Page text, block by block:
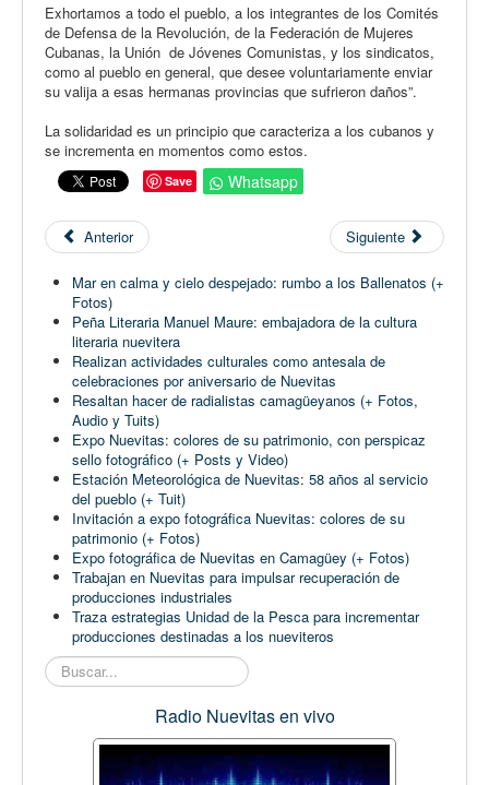
Exhortamos a todo el pueblo, a los integrantes de los Comités
de Defensa de la Revolución, de la Federación de Mujeres
Cubanas, la Unión de Jóvenes Comunistas, y los sindicatos,
como al pueblo en general, que desee voluntariamente enviar
su valija a esas hermanas provincias que sufrieron daños”.
La solidaridad es un principio que caracteriza a los cubanos y
se incrementa en momentos como estos.
Save Whatsapp
Anterior Siguiente
Mar en calma y cielo despejado: rumbo a los Ballenatos (+
Fotos)
Peña Literaria Manuel Maure: embajadora de la cultura
literaria nuevitera
Realizan actividades culturales como antesala de
celebraciones por aniversario de Nuevitas
Resaltan hacer de radialistas camagüeyanos (+ Fotos,
Audio y Tuits)
Expo Nuevitas: colores de su patrimonio, con perspicaz
sello fotográfico (+ Posts y Video)
Estación Meteorológica de Nuevitas: 58 años al servicio
del pueblo (+ Tuit)
Invitación a expo fotográfica Nuevitas: colores de su
patrimonio (+ Fotos)
Expo fotográfica de Nuevitas en Camagüey (+ Fotos)
Trabajan en Nuevitas para impulsar recuperación de
producciones industriales
Traza estrategias Unidad de la Pesca para incrementar
producciones destinadas a los nueviteros
Buscar...
Radio Nuevitas en vivo